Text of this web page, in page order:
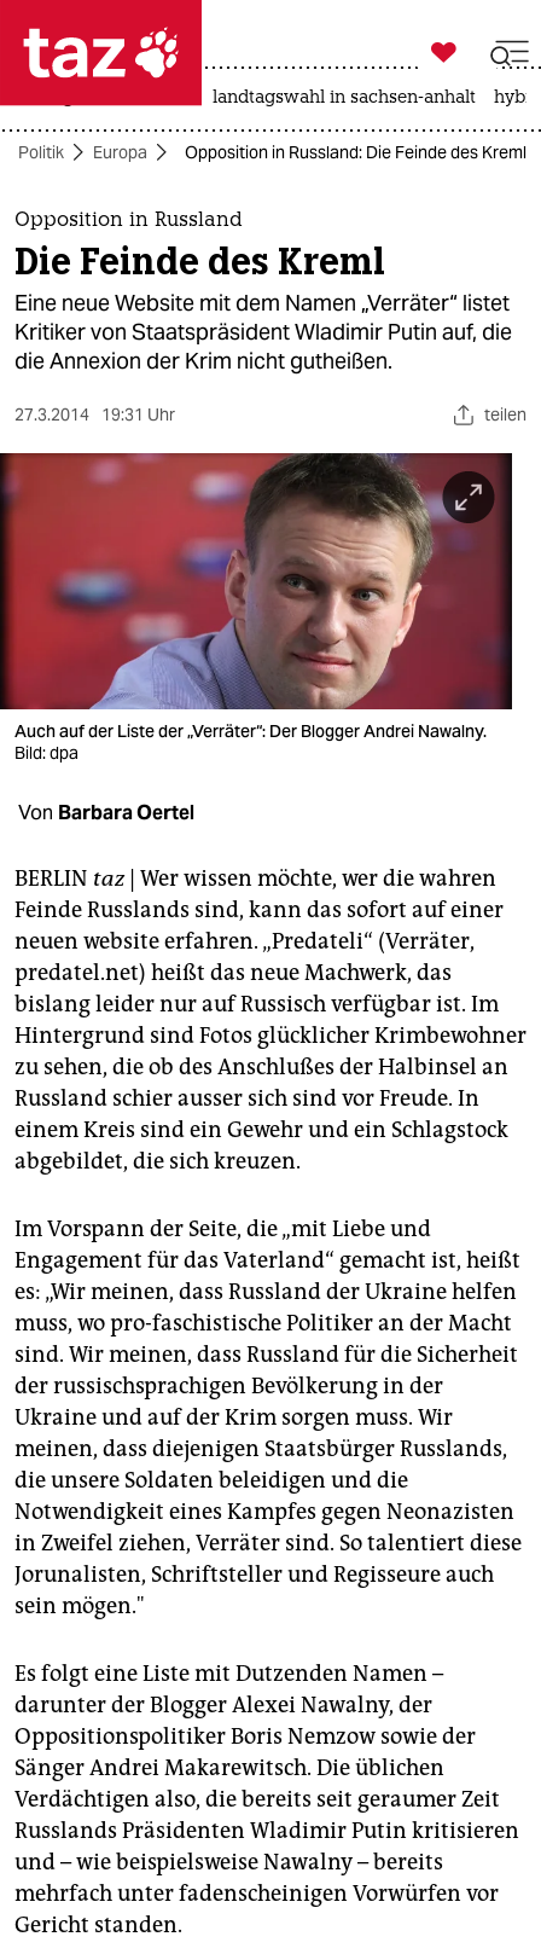
 taz zahl ich
taz zahl ich
themen
politik
öko
sport
nord
verlag
verlag
veranstaltungen
fragen & hilfe
unterstützen
abo
genossenschaft
epaper login

taz zahl ich
landtagswahl in sachsen-anhalt
Politik Europa Opposition in Russland: Die Feinde des Kreml
Opposition in Russland
Die Feinde des Kreml
Eine neue Website mit dem Namen „Verräter“ listet
Kritiker von Staatspräsident Wladimir Putin auf, die
die Annexion der Krim nicht gutheißen.
27.3.2014 19:31 Uhr teilen
Auch auf der Liste der „Verräter“: Der Blogger Andrei Nawalny.
Bild: dpa
Von Barbara Oertel
BERLIN taz| Wer wissen möchte, wer die wahren
Feinde Russlands sind, kann das sofort auf einer
neuen website erfahren. „Predateli“ (Verräter,
predatel.net) heißt das neue Machwerk, das
bislang leider nur auf Russisch verfügbar ist. Im
Hintergrund sind Fotos glücklicher Krimbewohner
zu sehen, die ob des Anschlußes der Halbinsel an
Russland schier ausser sich sind vor Freude. In
einem Kreis sind ein Gewehr und ein Schlagstock
abgebildet, die sich kreuzen.
Im Vorspann der Seite, die „mit Liebe und
Engagement für das Vaterland“ gemacht ist, heißt
es: „Wir meinen, dass Russland der Ukraine helfen
muss, wo pro-faschistische Politiker an der Macht
sind. Wir meinen, dass Russland für die Sicherheit
der russischsprachigen Bevölkerung in der
Ukraine und auf der Krim sorgen muss. Wir
meinen, dass diejenigen Staatsbürger Russlands,
die unsere Soldaten beleidigen und die
Notwendigkeit eines Kampfes gegen Neonazisten
in Zweifel ziehen, Verräter sind. So talentiert diese
Jorunalisten, Schriftsteller und Regisseure auch
sein mögen."
Es folgt eine Liste mit Dutzenden Namen –
darunter der Blogger Alexei Nawalny, der
Oppositionspolitiker Boris Nemzow sowie der
Sänger Andrei Makarewitsch. Die üblichen
Verdächtigen also, die bereits seit geraumer Zeit
Russlands Präsidenten Wladimir Putin kritisieren
und – wie beispielsweise Nawalny – bereits
mehrfach unter fadenscheinigen Vorwürfen vor
Gericht standen.